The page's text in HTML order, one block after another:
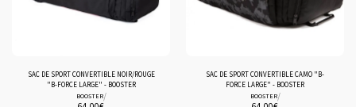
SAC DE SPORT CONVERTIBLE NOIR/ROUGE
"B-FORCE LARGE" - BOOSTER
BOOSTER/
SAC DE SPORT CONVERTIBLE CAMO "B-
FORCE LARGE" - BOOSTER
BOOSTER/